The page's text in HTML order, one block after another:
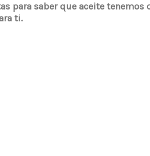
para saber que aceite tenemos
ti.